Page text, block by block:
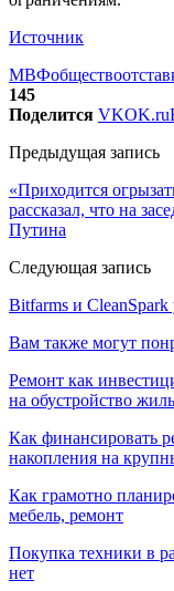
Источник
МВФобщество
145
Поделится VKOK.ru
Предыдущая запись
«Приходится
рассказал, что на
Путина
Следующая запись
Bitfarms и
Вам также могут
Ремонт как
на обустройство
Как финансировать
накопления на
Как грамотно
мебель, ремонт
Покупка техники в
нет